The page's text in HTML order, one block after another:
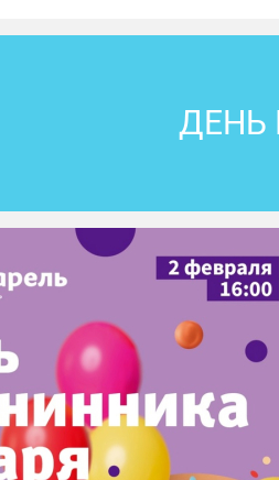
ДЕНЬ